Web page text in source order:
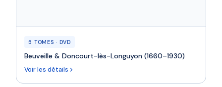
5 TOMES · DVD
Beuveille & Doncourt-lès-Longuyon (1660–1930)
Voir les détails